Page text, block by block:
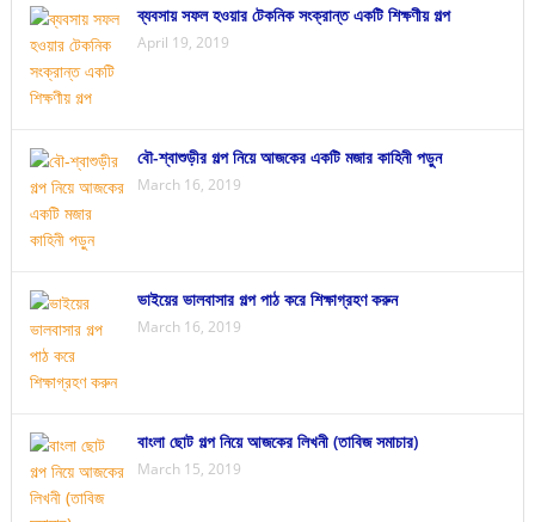
ব্যবসায় সফল হওয়ার টেকনিক সংক্রান্ত একটি শিক্ষণীয় গল্প
April 19, 2019
বৌ-শ্বাশুড়ীর গল্প নিয়ে আজকের একটি মজার কাহিনী পড়ুন
March 16, 2019
ভাইয়ের ভালবাসার গল্প পাঠ করে শিক্ষাগ্রহণ করুন
March 16, 2019
বাংলা ছোট গল্প নিয়ে আজকের লিখনী (তাবিজ সমাচার)
March 15, 2019